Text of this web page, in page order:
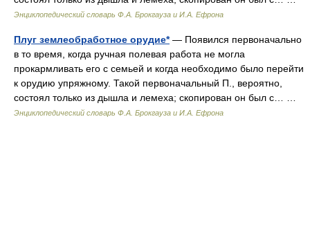
Энциклопедический словарь Ф.А. Брокгауза и И.А. Ефрона
Плуг землеобработное орудие*— Появился первоначально
в то время, когда ручная полевая работа не могла
прокармливать его с семьей и когда необходимо было перейти
к орудию упряжному. Такой первоначальный П., вероятно,
состоял только из дышла и лемеха; скопирован он был с… …
Энциклопедический словарь Ф.А. Брокгауза и И.А. Ефрона